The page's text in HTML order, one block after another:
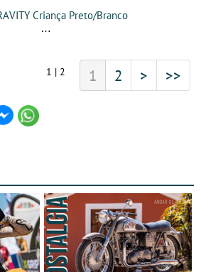
Criança Preto/Branco
1 | 2 1 2 > >>